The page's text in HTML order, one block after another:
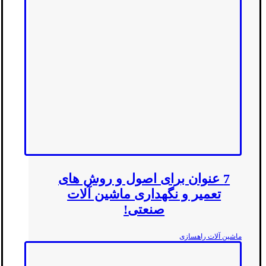
7 عنوان برای اصول و روش های
تعمیر و نگهداری ماشین آلات
صنعتی!
ماشین آلات راهسازی